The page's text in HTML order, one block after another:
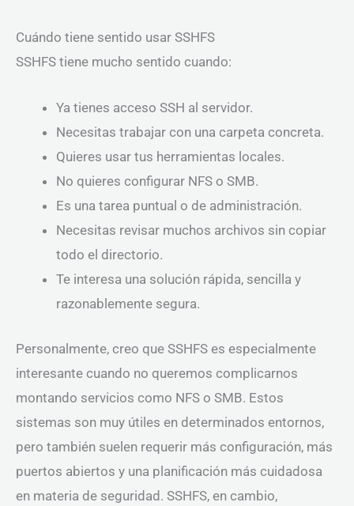
Cuándo tiene sentido usar SSHFS
SSHFS tiene mucho sentido cuando:
Ya tienes acceso SSH al servidor.
Necesitas trabajar con una carpeta concreta.
Quieres usar tus herramientas locales.
No quieres configurar NFS o SMB.
Es una tarea puntual o de administración.
Necesitas revisar muchos archivos sin copiar
todo el directorio.
Te interesa una solución rápida, sencilla y
razonablemente segura.
Personalmente, creo que SSHFS es especialmente
interesante cuando no queremos complicarnos
montando servicios como NFS o SMB. Estos
sistemas son muy útiles en determinados entornos,
pero también suelen requerir más configuración, más
puertos abiertos y una planificación más cuidadosa
en materia de seguridad. SSHFS, en cambio,